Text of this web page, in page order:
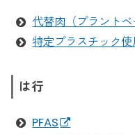
代替肉（プラントベ
特定プラスチック
は行
PFAS